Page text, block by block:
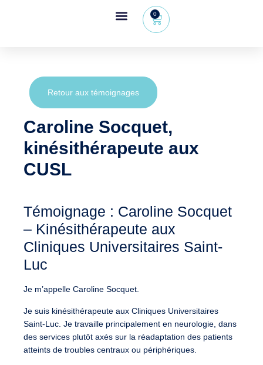
0
Retour aux témoignages
Caroline Socquet,
kinésithérapeute aux
CUSL
Témoignage : Caroline Socquet
– Kinésithérapeute aux
Cliniques Universitaires Saint-
Luc
Je m’appelle Caroline Socquet.​
Je suis kinésithérapeute aux Cliniques Universitaires
Saint-Luc. Je travaille principalement en neurologie, dans
des services plutôt axés sur la réadaptation des patients
atteints de troubles centraux ou périphériques.